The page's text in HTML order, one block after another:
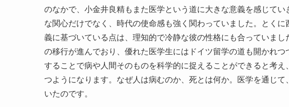
のなかで、小金井良精もまた医学という道に大きな意義を感じて
な関心だけでなく、時代の使命感も強く関わっていました。とく
義に基づいている点は、理知的で冷静な彼の性格にも合っていま
の移行が進んでおり、優れた医学生にはドイツ留学の道も開かれ
することで病や人間そのものを科学的に捉えることができると考
つようになります。なぜ人は病むのか、死とは何か。医学を通じ
いたのです。